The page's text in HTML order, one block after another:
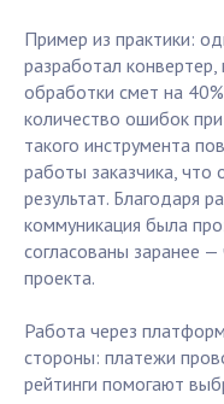
Пример из практики:
разработал
обработки смет на
количество ошибок
такого инструмента
работы заказчика,
результат. Благодаря
коммуникация была
согласованы заранее
проекта.
Работа через
стороны: платежи
рейтинги помогают